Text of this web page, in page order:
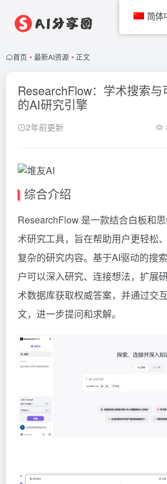
首页 • 最新AI资源 • 正文
ResearchFlow：学术搜索
的AI研究引擎
2年前更新
综合介绍
ResearchFlow 是一款结合白板和
术研究工具，旨在帮助用户更轻松
复杂的研究内容。基于AI驱动的搜
户可以深入研究、连接想法，扩展
术数据库获取权威答案，并通过交
文，进一步提问和求解。
简体